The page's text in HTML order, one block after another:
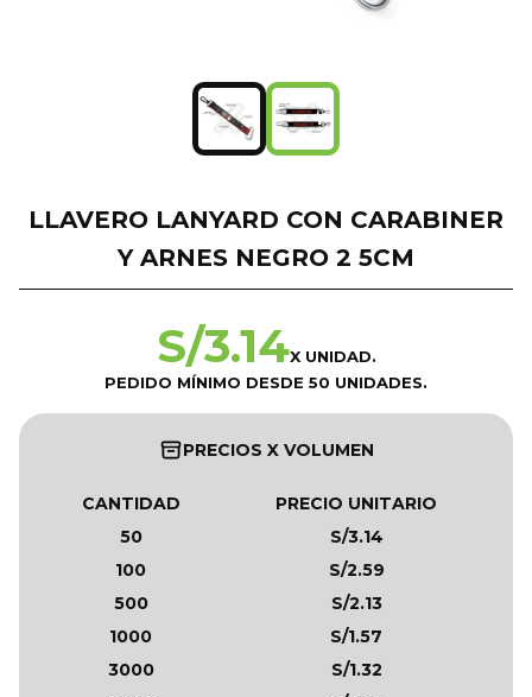
LLAVERO LANYARD CON CARABINER
Y ARNES NEGRO 2 5CM
S/3.14X UNIDAD.
PEDIDO MÍNIMO DESDE 50 UNIDADES.
PRECIOS X VOLUMEN
CANTIDAD
PRECIO UNITARIO
50
S/3.14
100
S/2.59
500
S/2.13
1000
S/1.57
3000
S/1.32